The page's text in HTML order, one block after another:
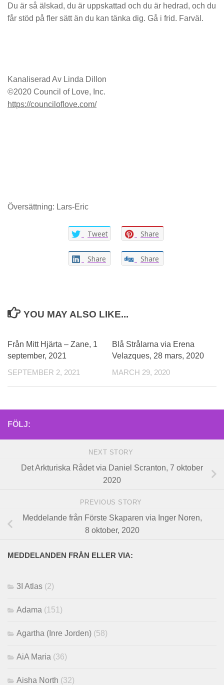
Du är så älskad, du är uppskattad och du är hedrad, och du
får stöd på fler sätt än du kan tänka dig. Gå i frid. Farväl.
Kanaliserad Av Linda Dillon
©2020 Council of Love, Inc.
https://counciloflove.com/
Översättning: Lars-Eric
Tweet Share
Share Share
YOU MAY ALSO LIKE...
Från Mitt Hjärta – Zane, 1
september, 2021
SEPTEMBER 2, 2021
Blå Strålarna via Erena
Velazques, 28 mars, 2020
MARCH 29, 2020
FÖLJ:
NEXT STORY
Det Arkturiska Rådet via Daniel Scranton, 7 oktober
2020
PREVIOUS STORY
Meddelande från Förste Skaparen via Inger Noren,
8 oktober, 2020
MEDDELANDEN FRÅN ELLER VIA:
3I Atlas (2)
Adama (151)
Agartha (Inre Jorden) (58)
AiA Maria (36)
Aisha North (32)